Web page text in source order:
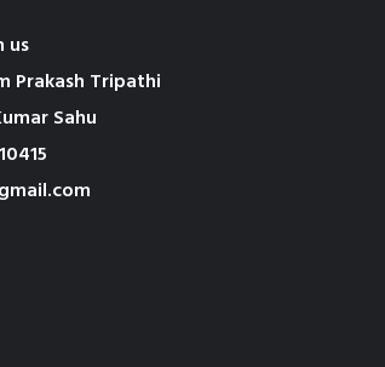
us
Prakash Tripathi
Sahu